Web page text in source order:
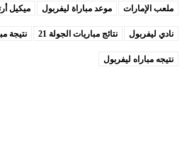
ملعب الإمارات موعد مباراة ليفربول ميكيل
نادي ليفربول نتائج مباريات الجولة 21 نتيجة
نتيجه مباراه ليفربول